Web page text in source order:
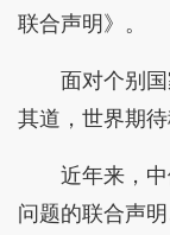
联合声明》。
面对个别国
其道，世界期
近年来，中
问题的联合声